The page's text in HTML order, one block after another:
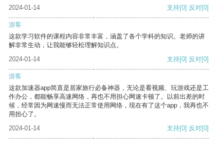
2024-01-14
支持[0] 反对[0]
游客
这款学习软件的课程内容非常丰富，涵盖了各个学科的知识。老师的讲
解非常生动，让我能够轻松理解知识点。
2024-01-14
支持[0] 反对[0]
游客
这款加速器app简直是居家旅行必备神器，无论是看视频、玩游戏还是工
作办公，都能畅享高速网络，再也不用担心网速卡顿了。以前出差的时
候，经常因为网速慢而无法正常使用网络，现在有了这个app，我再也不
用担心了。
2024-01-14
支持[0] 反对[0]